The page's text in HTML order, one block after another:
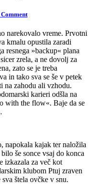
Comment
narekovalo vreme. Prvotni
kmalu opustila zaradi
resnega »backup« plana
zrela, a ne dovolj za
zato se je treba
in tako sva se še v petek
na zahodu ali vzhodu.
karieri odšla na
with the flow«. Baje da se
napokala kajak ter naložila
še sonce vsaj do konca
izkazala za več kot
klubom Ptuj zraven
štela ovčke v snu.